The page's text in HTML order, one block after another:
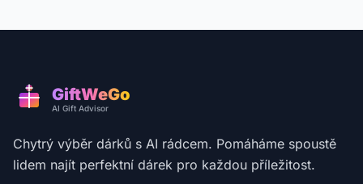
GiftWeGo
AI Gift Advisor
Chytrý výběr dárků s AI rádcem. Pomáháme spoustě
lidem najít perfektní dárek pro každou příležitost.